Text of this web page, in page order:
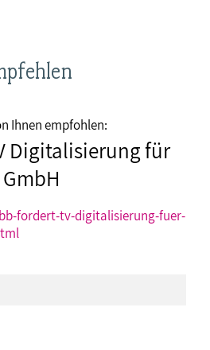
Ihnen empfohlen:
Digitalisierung für
fordert-tv-digitalisierung-fuer-